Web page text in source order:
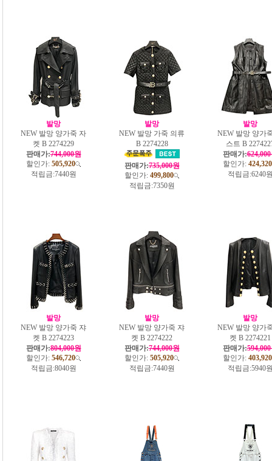
발망
NEW 발망 양가죽 자
켓 B 2274229
판매가:744,000원
할인가: 505,920
적립금:7440원
발망
NEW 발망 가죽 의류
B 2274228
판매가:735,000원
할인가: 499,800
적립금:7350원
발망
NEW 발망 양가
스트 B
판매가:
할인가: 424,320
적립금:6240
발망
NEW 발망 양가죽 쟈
켓 B 2274223
판매가:804,000원
할인가: 546,720
적립금:8040원
발망
NEW 발망 양가죽 쟈
켓 B 2274222
판매가:744,000원
할인가: 505,920
적립금:7440원
발망
NEW 발망 양가
켓 B 2274221
판매가:
할인가: 403,920
적립금:5940